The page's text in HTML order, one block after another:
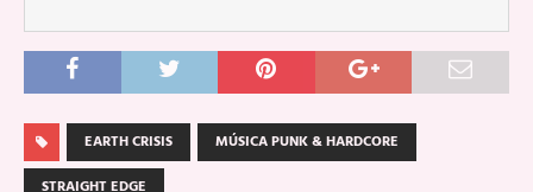
EARTH CRISIS
MÚSICA PUNK & HARDCORE
STRAIGHT EDGE